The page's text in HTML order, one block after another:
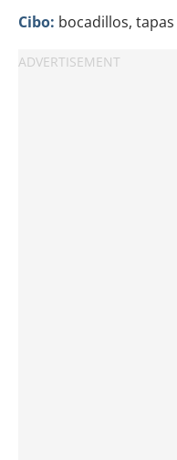
Cibo: bocadillos,